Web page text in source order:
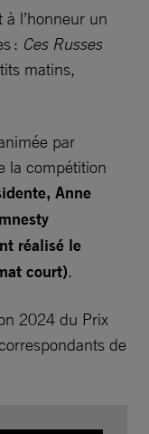
l’honneur un
: Ces Russes
matins,
par
la compétition
Anne
réalisé le
court).
2024 du Prix
de